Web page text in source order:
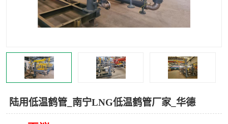
陆用低温鹤管_南宁LNG低温鹤管厂家_华德
汽车鹤管 顶部鹤管
浮动出油装置 鹤管